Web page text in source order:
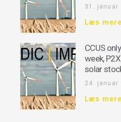
31. januar
Læs mere
CCUS
week,
solar
24. januar
Læs mere